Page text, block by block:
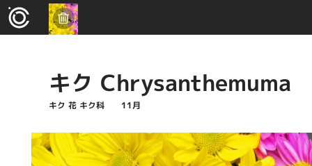
キク Chrysanthemuma
キク 花 キク科 11月